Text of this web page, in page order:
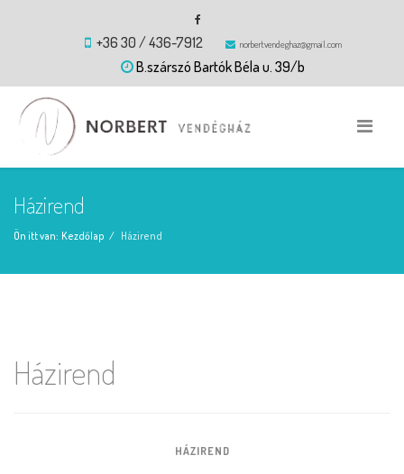
+36 30 / 436-7912 norbertvendeghaz@gmail.com
B.szárszó Bartók Béla u. 39/b
Házirend
Ön itt van: Kezdőlap Házirend
Házirend
HÁZIREND